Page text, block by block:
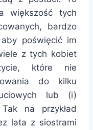
większość tych
bardzo
poświęcić im
z tych kobiet
które nie
do kilku
lub (i)
na przykład
lata z siostrami